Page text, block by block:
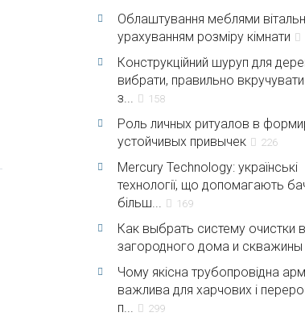
Облаштування меблями
урахуванням розміру кімнати
Конструкційний шуруп для
вибрати, правильно
з...
158
Роль личных ритуалов в
устойчивых привычек
226
Mercury Technology: українські
технології, що допомагають
більш...
169
Как выбрать систему очистки
загородного дома и скважины
Чому якісна трубопровідна
важлива для харчових і
п...
299